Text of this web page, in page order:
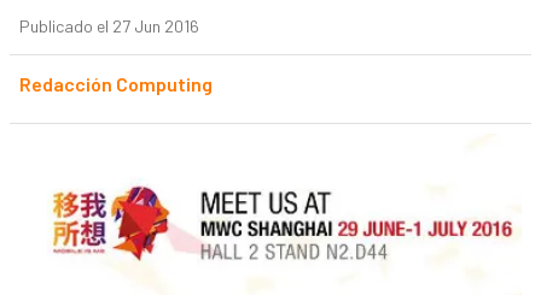
Publicado el 27 Jun 2016
Redacción Computing